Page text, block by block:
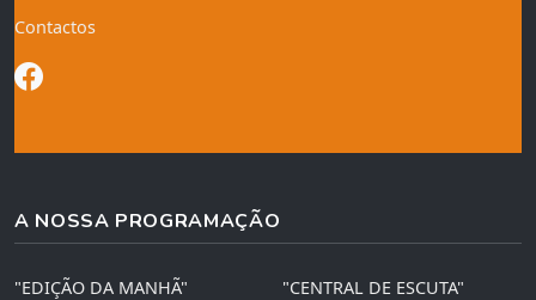
Contactos
A NOSSA PROGRAMAÇÃO
"EDIÇÃO DA MANHÃ" "CENTRAL DE ESCUTA"